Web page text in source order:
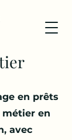
en prêts
en
avec